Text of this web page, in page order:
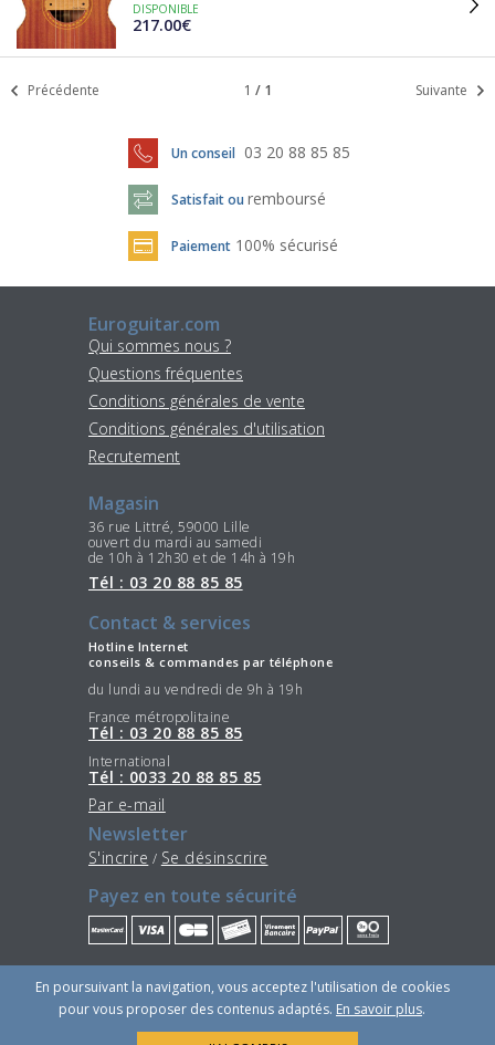
DISPONIBLE
217.00€
Précédente 1 / 1 Suivante
Un conseil 03 20 88 85 85
Satisfait ou remboursé
Paiement 100% sécurisé
Euroguitar.com
Qui sommes nous ?
Questions fréquentes
Conditions générales de vente
Conditions générales d'utilisation
Recrutement
Magasin
36 rue Littré, 59000 Lille
ouvert du mardi au samedi
de 10h à 12h30 et de 14h à 19h
Tél : 03 20 88 85 85
Contact & services
Hotline Internet
conseils & commandes par téléphone
du lundi au vendredi de 9h à 19h
France métropolitaine
Tél : 03 20 88 85 85
International
Tél : 0033 20 88 85 85
Par e-mail
Newsletter
S'incrire / Se désinscrire
Payez en toute sécurité
Restez connectés
En poursuivant la navigation, vous acceptez l'utilisation de cookies
pour vous proposer des contenus adaptés. En savoir plus.